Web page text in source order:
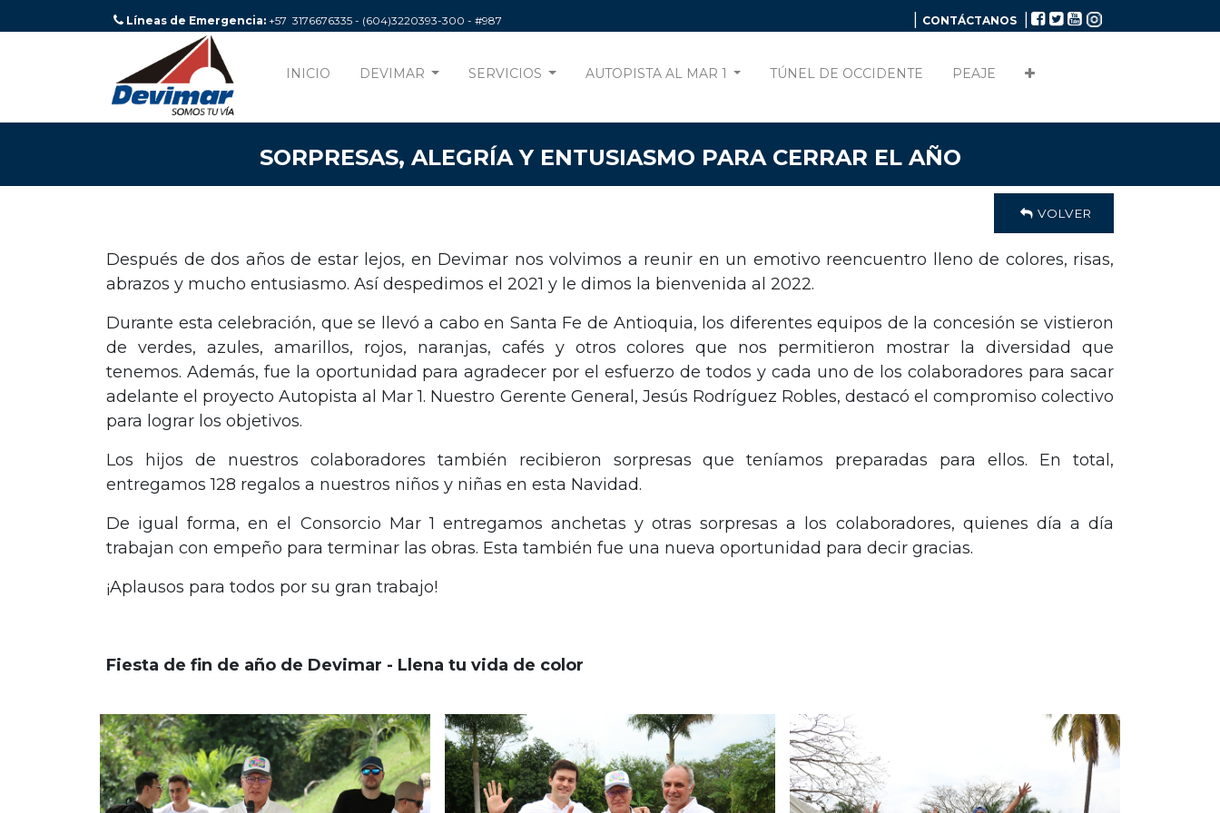
Líneas de Emergencia: +57 3176676335 - (604)3220393-300 - #987 CONTÁCTANOS
INICIO DEVIMAR SERVICIOS AUTOPISTA AL MAR 1 TÚNEL DE OCCIDENTE PEAJE
SORPRESAS, ALEGRÍA Y ENTUSIASMO PARA CERRAR EL AÑO
VOLVER
Después de dos años de estar lejos, en Devimar nos volvimos a reunir en un emotivo reencuentro lleno de colores, risas,
abrazos y mucho entusiasmo. Así despedimos el 2021 y le dimos la bienvenida al 2022.
Durante esta celebración, que se llevó a cabo en Santa Fe de Antioquia, los diferentes equipos de la concesión se vistieron
de verdes, azules, amarillos, rojos, naranjas, cafés y otros colores que nos permitieron mostrar la diversidad que
tenemos. Además, fue la oportunidad para agradecer por el esfuerzo de todos y cada uno de los colaboradores para sacar
adelante el proyecto Autopista al Mar 1. Nuestro Gerente General, Jesús Rodríguez Robles, destacó el compromiso colectivo
para lograr los objetivos.
Los hijos de nuestros colaboradores también recibieron sorpresas que teníamos preparadas para ellos. En total,
entregamos 128 regalos a nuestros niños y niñas en esta Navidad.
De igual forma, en el Consorcio Mar 1 entregamos anchetas y otras sorpresas a los colaboradores, quienes día a día
trabajan con empeño para terminar las obras. Esta también fue una nueva oportunidad para decir gracias.
¡Aplausos para todos por su gran trabajo!
Fiesta de fin de año de Devimar - Llena tu vida de color